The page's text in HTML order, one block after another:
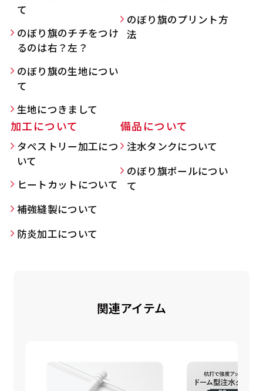
て
のぼり旗のチチをつけ
るのは右？左？
のぼり旗の生地につい
て
生地につきまして
のぼり旗のプリント方
法
加工について
タペストリー加工につ
いて
ヒートカットについて
補強縫製について
防炎加工について
備品について
注水タンクについて
のぼり旗ポールについ
て
関連アイテム
布A1ポスター(60x84)
のぼりだけでなく、ポスターも作れます。
Aバナー(60x180)
Aバナーは三角の形状を利用することでA面B面2
種のデザインを楽しむことができます。前からも
後ろからもアピールができる両面対応のバナーで
布A1ポスター(84x60)
のぼりだけでなく、ポスターも作れます。
自由入力(180x60以内)
お好みのサイズで縦幕・横幕の作成が可能です。
長辺が180cm以内、短辺が60cm以内であれば自
由なサイズを指定下さい！
レギュラーのれん
(180x50)